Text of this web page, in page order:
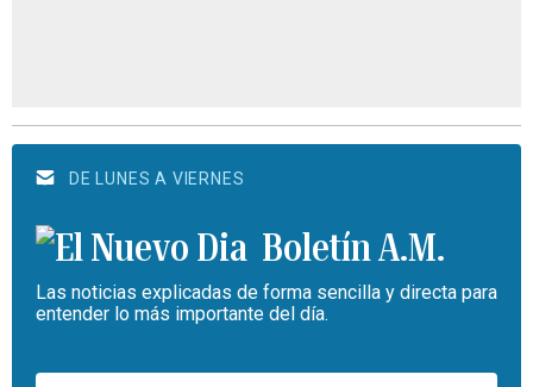
DE LUNES A VIERNES
Boletín A.M.
Las noticias explicadas de forma sencilla y directa para
entender lo más importante del día.